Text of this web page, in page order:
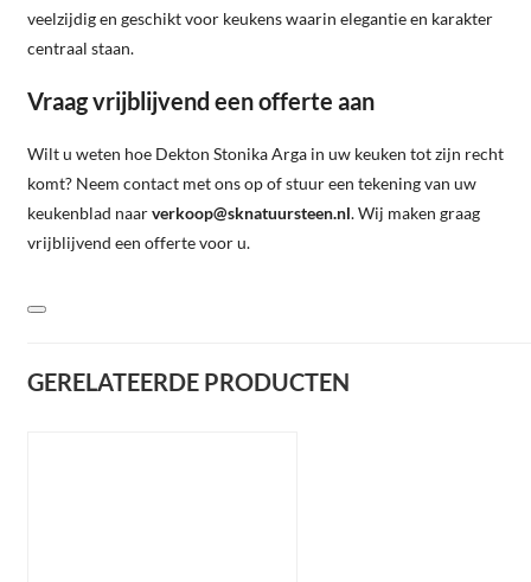
veelzijdig en geschikt voor keukens waarin elegantie en karakter
centraal staan.
Vraag vrijblijvend een offerte aan
Wilt u weten hoe Dekton Stonika Arga in uw keuken tot zijn recht
komt? Neem contact met ons op of stuur een tekening van uw
keukenblad naarverkoop@sknatuursteen.nl. Wij maken graag
vrijblijvend een offerte voor u.
GERELATEERDE PRODUCTEN